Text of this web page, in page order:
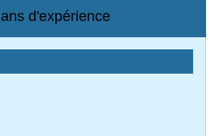
d'expérience